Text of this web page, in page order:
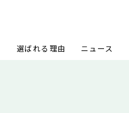
選ばれる理由 ニュース